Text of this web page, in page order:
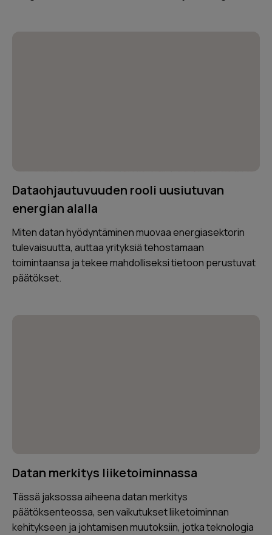
Dataohjautuvuuden rooli uusiutuvan
energian alalla
Miten datan hyödyntäminen muovaa energiasektorin
tulevaisuutta, auttaa yrityksiä tehostamaan
toimintaansa ja tekee mahdolliseksi tietoon perustuvat
päätökset.
Datan merkitys liiketoiminnassa
Tässä jaksossa aiheena datan merkitys
päätöksenteossa, sen vaikutukset liiketoiminnan
kehitykseen ja johtamisen muutoksiin, jotka teknologia